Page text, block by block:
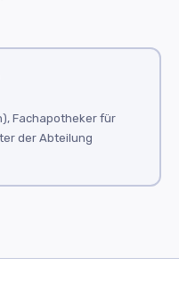
Fachapotheker für
der Abteilung